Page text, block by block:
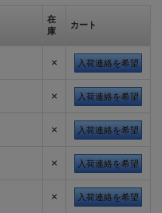
在
庫
カート
× 入荷連絡を希望
× 入荷連絡を希望
× 入荷連絡を希望
× 入荷連絡を希望
× 入荷連絡を希望